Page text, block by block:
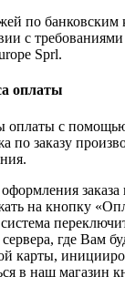
по банковским
с
Sprl.
оплаты
с
по заказу
на кнопку
где Вам
карты,
в наш магазин